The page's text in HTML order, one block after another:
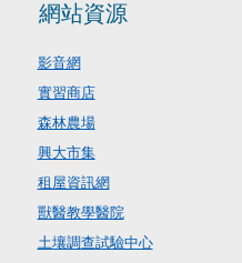
網站資源
影音網
實習商店
森林農場
興大市集
租屋資訊網
獸醫教學醫院
土壤調查試驗中心